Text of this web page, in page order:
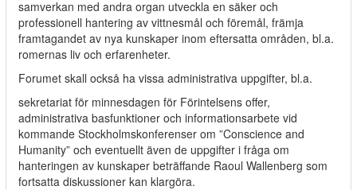
samverkan med andra organ utveckla en säker och
professionell hantering av vittnesmål och föremål, främja
framtagandet av nya kunskaper inom eftersatta områden, bl.a.
romernas liv och erfarenheter.
Forumet skall också ha vissa administrativa uppgifter, bl.a.
sekretariat för minnesdagen för Förintelsens offer,
administrativa basfunktioner och informationsarbete vid
kommande Stockholmskonferenser om ”Conscience and
Humanity” och eventuellt även de uppgifter i fråga om
hanteringen av kunskaper beträffande Raoul Wallenberg som
fortsatta diskussioner kan klargöra.